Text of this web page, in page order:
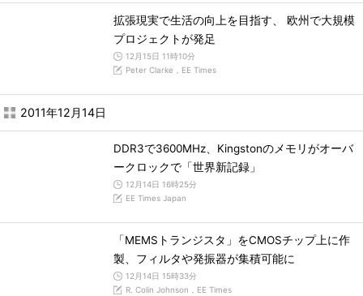
拡張現実で生活の向上を目指す、 欧州で大規模
プロジェクトが発足
12月15日 11時10分
Peter Clarke，EE Times
2011年12月14日
DDR3で3600MHz、Kingstonのメモリがオーバ
ークロックで「世界新記録」
12月14日 16時25分
EE Times Japan
「MEMSトランジスタ」をCMOSチップ上に作
製、フィルタや発振器が集積可能に
12月14日 15時33分
R. Colin Johnson，EE Times